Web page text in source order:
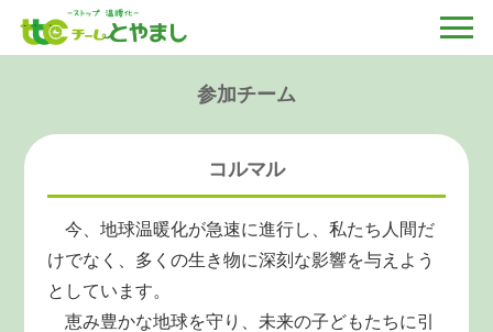
参加チーム
コルマル
今、地球温暖化が急速に進行し、私たち人間だ
けでなく、多くの生き物に深刻な影響を与えよう
としています。
恵み豊かな地球を守り、未来の子どもたちに引